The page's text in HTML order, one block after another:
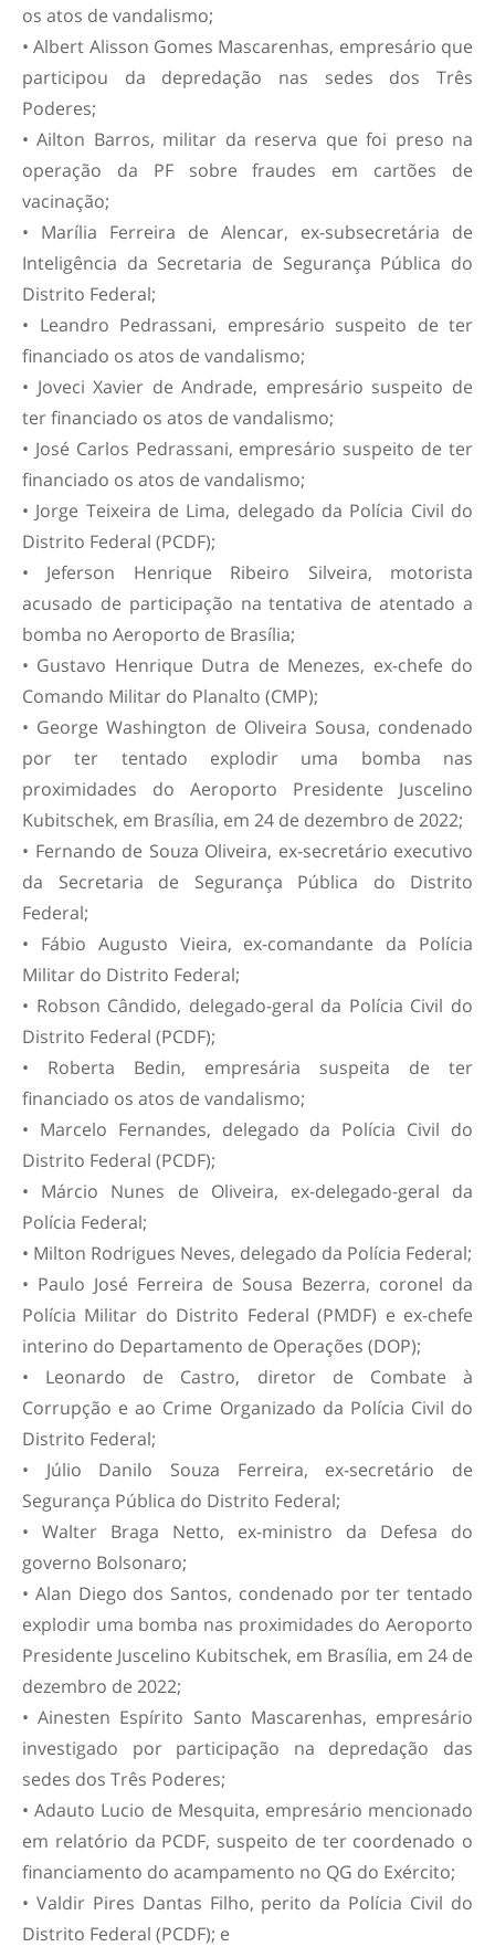
os atos de vandalismo;
• Albert Alisson Gomes Mascarenhas, empresário que
participou da depredação nas sedes dos Três
Poderes;
• Ailton Barros, militar da reserva que foi preso na
operação da PF sobre fraudes em cartões de
vacinação;
• Marília Ferreira de Alencar, ex-subsecretária de
Inteligência da Secretaria de Segurança Pública do
Distrito Federal;
• Leandro Pedrassani, empresário suspeito de ter
financiado os atos de vandalismo;
• Joveci Xavier de Andrade, empresário suspeito de
ter financiado os atos de vandalismo;
• José Carlos Pedrassani, empresário suspeito de ter
financiado os atos de vandalismo;
• Jorge Teixeira de Lima, delegado da Polícia Civil do
Distrito Federal (PCDF);
• Jeferson Henrique Ribeiro Silveira, motorista
acusado de participação na tentativa de atentado a
bomba no Aeroporto de Brasília;
• Gustavo Henrique Dutra de Menezes, ex-chefe do
Comando Militar do Planalto (CMP);
• George Washington de Oliveira Sousa, condenado
por ter tentado explodir uma bomba nas
proximidades do Aeroporto Presidente Juscelino
Kubitschek, em Brasília, em 24 de dezembro de 2022;
• Fernando de Souza Oliveira, ex-secretário executivo
da Secretaria de Segurança Pública do Distrito
Federal;
• Fábio Augusto Vieira, ex-comandante da Polícia
Militar do Distrito Federal;
• Robson Cândido, delegado-geral da Polícia Civil do
Distrito Federal (PCDF);
• Roberta Bedin, empresária suspeita de ter
financiado os atos de vandalismo;
• Marcelo Fernandes, delegado da Polícia Civil do
Distrito Federal (PCDF);
• Márcio Nunes de Oliveira, ex-delegado-geral da
Polícia Federal;
• Milton Rodrigues Neves, delegado da Polícia Federal;
• Paulo José Ferreira de Sousa Bezerra, coronel da
Polícia Militar do Distrito Federal (PMDF) e ex-chefe
interino do Departamento de Operações (DOP);
• Leonardo de Castro, diretor de Combate à
Corrupção e ao Crime Organizado da Polícia Civil do
Distrito Federal;
• Júlio Danilo Souza Ferreira, ex-secretário de
Segurança Pública do Distrito Federal;
• Walter Braga Netto, ex-ministro da Defesa do
governo Bolsonaro;
• Alan Diego dos Santos, condenado por ter tentado
explodir uma bomba nas proximidades do Aeroporto
Presidente Juscelino Kubitschek, em Brasília, em 24 de
dezembro de 2022;
• Ainesten Espírito Santo Mascarenhas, empresário
investigado por participação na depredação das
sedes dos Três Poderes;
• Adauto Lucio de Mesquita, empresário mencionado
em relatório da PCDF, suspeito de ter coordenado o
financiamento do acampamento no QG do Exército;
• Valdir Pires Dantas Filho, perito da Polícia Civil do
Distrito Federal (PCDF); e